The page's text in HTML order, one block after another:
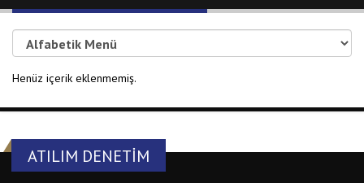
Henüz içerik eklenmemiş.
ATILIM DENETİM